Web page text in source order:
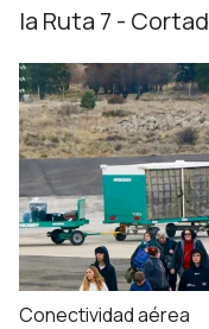
la Ruta 7 -
Conectividad aérea